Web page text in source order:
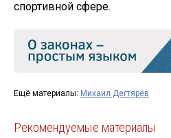
спортивной сфере.
Ещё материалы: Михаил Дегтярёв
Рекомендуемые материалы